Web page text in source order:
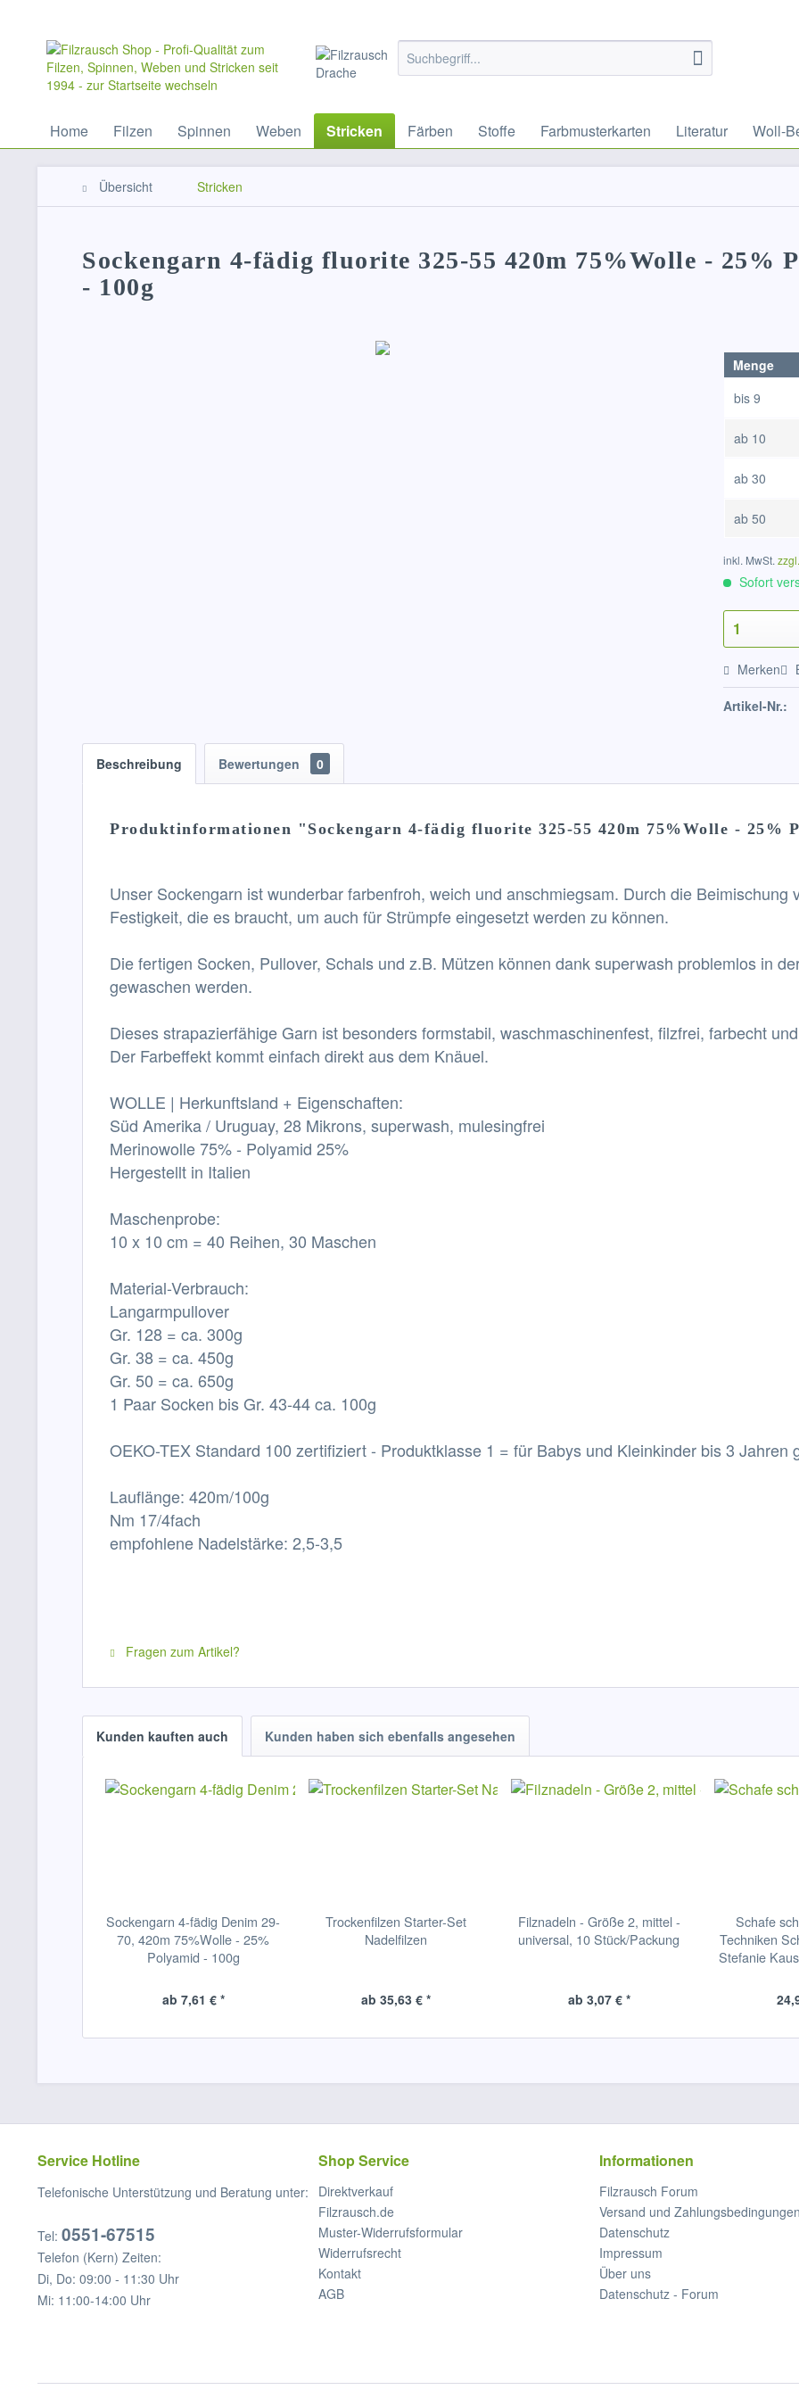
Home Filzen Spinnen Weben Stricken Färben Stoffe Farbmusterkarten Literatur Woll-
Übersicht Stricken
Sockengarn 4-fädig fluorite 325-55 420m 75%Wolle - 25%
- 100g
Menge
bis9
ab 10
ab30
ab50
inkl. MwSt.
Sofort
Merken
Artikel-Nr.:
Beschreibung Bewertungen 0
Produktinformationen "Sockengarn 4-fädig fluorite 325-55 420m 75%Wolle - 25%
Unser Sockengarn ist wunderbar farbenfroh, weich und anschmiegsam. Durch die
Festigkeit, die es braucht, um auch für Strümpfe eingesetzt werden zu können.
Die fertigen Socken, Pullover, Schals und z.B. Mützen können dank superwash problemlos in
gewaschen werden.
Dieses strapazierfähige Garn ist besonders formstabil, waschmaschinenfest, filzfrei, farbecht
Der Farbeffekt kommt einfach direkt aus dem Knäuel.
WOLLE | Herkunftsland + Eigenschaften:
Süd Amerika / Uruguay, 28 Mikrons, superwash, mulesingfrei
Merinowolle 75% - Polyamid 25%
Hergestellt in Italien
Maschenprobe:
10 x 10 cm = 40 Reihen, 30 Maschen
Material-Verbrauch:
Langarmpullover
Gr. 128 = ca. 300g
Gr. 38 = ca. 450g
Gr. 50 = ca. 650g
1 Paar Socken bis Gr. 43-44 ca. 100g
OEKO-TEX Standard 100 zertifiziert - Produktklasse 1 = für Babys und Kleinkinder bis 3 Jahren
Lauflänge: 420m/100g
Nm 17/4fach
empfohlene Nadelstärke: 2,5-3,5
Fragen zum Artikel?
Kunden kauften auch Kunden haben sich ebenfalls angesehen
Sockengarn 4-fädig Denim 29-
70, 420m 75%Wolle - 25%
Polyamid - 100g
ab 7,61 € *
Trockenfilzen Starter-Set
Nadelfilzen
ab 35,63 € *
Filznadeln - Größe 2, mittel -
universal, 10 Stück/Packung
ab 3,07 € *
Schafe
Techniken
Stefanie
Service Hotline
Telefonische Unterstützung und Beratung unter:
Tel: 0551-67515
Telefon (Kern) Zeiten:
Di, Do: 09:00 - 11:30 Uhr
Mi: 11:00-14:00 Uhr
Shop Service
Direktverkauf
Filzrausch.de
Muster-Widerrufsformular
Widerrufsrecht
Kontakt
AGB
Informationen
Filzrausch Forum
Versand und Zahlungsbedingungen
Datenschutz
Impressum
Über uns
Datenschutz - Forum